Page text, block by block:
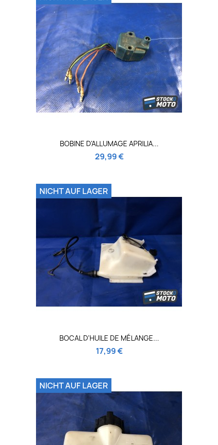
BOBINE D'ALLUMAGE APRILIA...
29,99 €
BOCAL D'HUILE DE MÉLANGE...
17,99 €
NICHT AUF LAGER
NICHT AUF LAGER